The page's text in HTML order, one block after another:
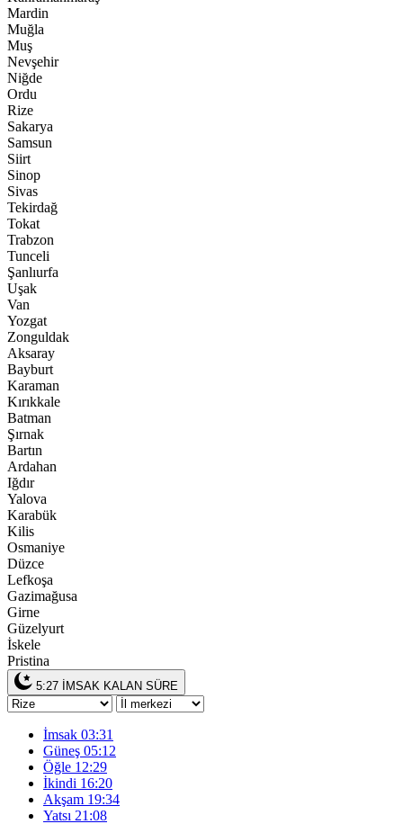
Mardin
Muğla
Muş
Nevşehir
Niğde
Ordu
Rize
Sakarya
Samsun
Siirt
Sinop
Sivas
Tekirdağ
Tokat
Trabzon
Tunceli
Şanlıurfa
Uşak
Van
Yozgat
Zonguldak
Aksaray
Bayburt
Karaman
Kırıkkale
Batman
Şırnak
Bartın
Ardahan
Iğdır
Yalova
Karabük
Kilis
Osmaniye
Düzce
Lefkoşa
Gazimağusa
Girne
Güzelyurt
İskele
Pristina
5:27 İMSAK KALAN SÜRE
İmsak 03:31
Güneş 05:12
Öğle 12:29
İkindi 16:20
Akşam 19:34
Yatsı 21:08